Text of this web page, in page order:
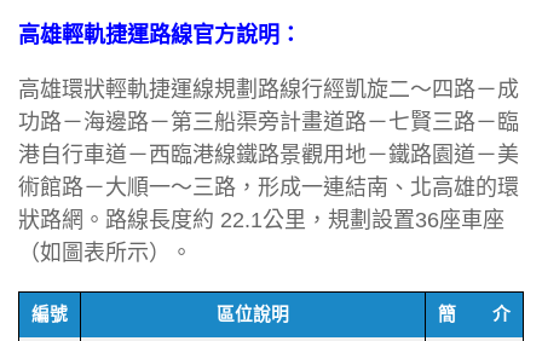
高雄輕軌捷運路線官方說明：
高雄環狀輕軌捷運線規劃路線行經凱旋二～四路－成
功路－海邊路－第三船渠旁計畫道路－七賢三路－臨
港自行車道－西臨港線鐵路景觀用地－鐵路園道－美
術館路－大順一～三路，形成一連結南、北高雄的環
狀路網。路線長度約 22.1公里，規劃設置36座車座
（如圖表所示）。
編號 區位說明 簡 介